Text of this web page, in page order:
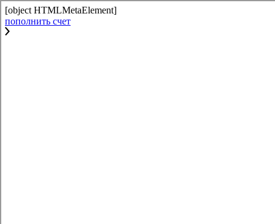
[object HTMLMetaElement]
пополнить счет